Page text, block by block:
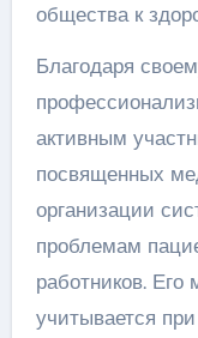
общества к
Благодаря
активным
посвященных
организации
проблемам
работников. Его
учитывается